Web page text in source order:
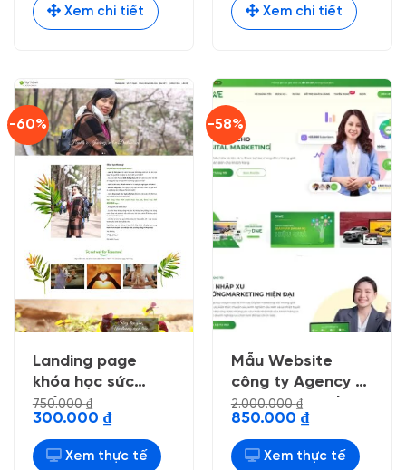
Xem chi tiết Xem chi tiết
-60%
Landing page
khóa học sức
khỏe , đẹp ,
chuẩn seo
750.000₫
Giá
gốc
là:
750.000 ₫.
300.000 ₫Giá
hiện
tại
là:
300.000 ₫.
Xem thực tế
-58%
Mẫu Website
công ty Agency 3,
Marketing Online
03 (fix 12/2023 )
2.000.000₫
Giá
gốc
là:
2.000.000 ₫.
850.000 ₫Giá
hiện
tại
là:
850.000 ₫.
Xem thực tế